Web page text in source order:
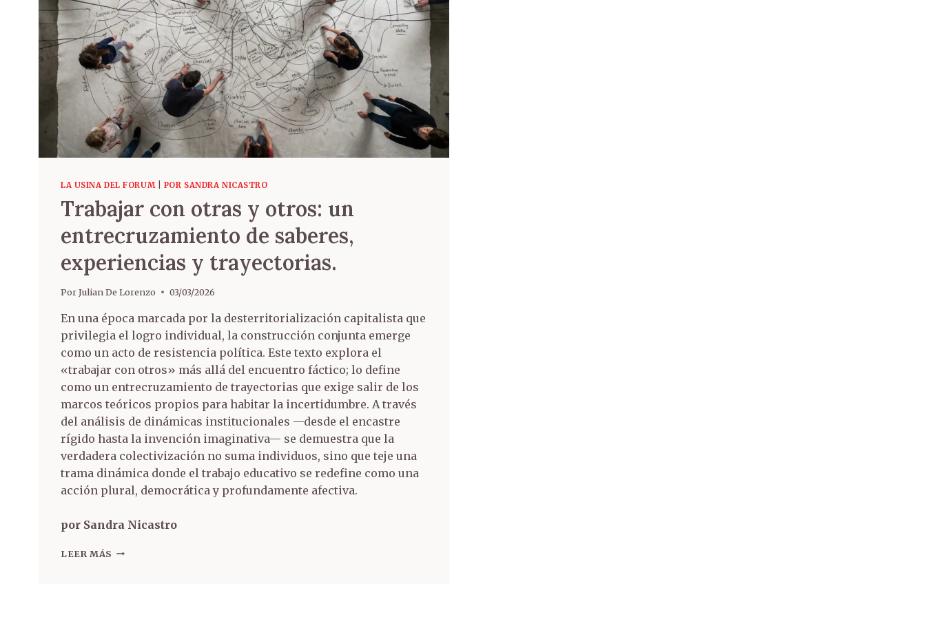
LA USINA DEL FORUM| POR SANDRA NICASTRO
Trabajar con otras y otros: un
entrecruzamiento de saberes,
experiencias y trayectorias.
PorJulian De Lorenzo 03/03/2026
En una época marcada por la desterritorialización capitalista que
privilegia el logro individual, la construcción conjunta emerge
como un acto de resistencia política. Este texto explora el
«trabajar con otros» más allá del encuentro fáctico; lo define
como un entrecruzamiento de trayectorias que exige salir de los
marcos teóricos propios para habitar la incertidumbre. A través
del análisis de dinámicas institucionales —desde el encastre
rígido hasta la invención imaginativa— se demuestra que la
verdadera colectivización no suma individuos, sino que teje una
trama dinámica donde el trabajo educativo se redefine como una
acción plural, democrática y profundamente afectiva.
por Sandra Nicastro
LEER MÁS